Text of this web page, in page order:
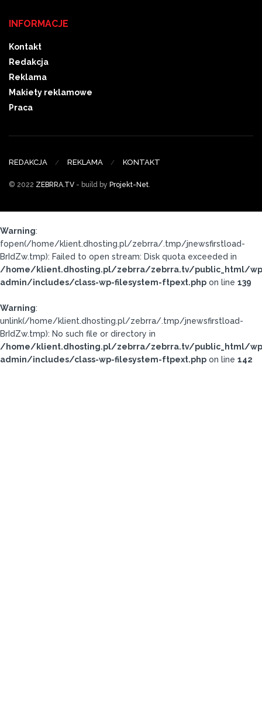
INFORMACJE
Kontakt
Redakcja
Reklama
Makiety reklamowe
Praca
REDAKCJA REKLAMA KONTAKT
© 2022 ZEBRRA.TV - build by Projekt-Net.
Warning:
fopen(/home/klient.dhosting.pl/zebrra/.tmp/jnewsfirstload-
BrIdZw.tmp): Failed to open stream: Disk quota exceeded in
/home/klient.dhosting.pl/zebrra/zebrra.tv/public_html/
admin/includes/class-wp-filesystem-ftpext.php on line 139
Warning:
unlink(/home/klient.dhosting.pl/zebrra/.tmp/jnewsfirstload-
BrIdZw.tmp): No such file or directory in
/home/klient.dhosting.pl/zebrra/zebrra.tv/public_html/
admin/includes/class-wp-filesystem-ftpext.php on line 142